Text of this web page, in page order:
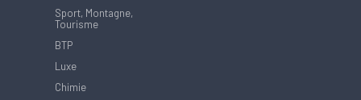
Sport, Montagne,
Tourisme
BTP
Luxe
Chimie